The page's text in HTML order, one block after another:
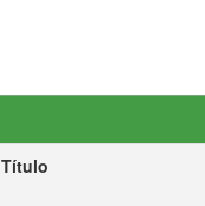
Título